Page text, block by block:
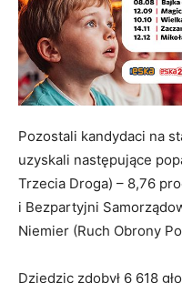
Pozostali kandydaci na
uzyskali następujące
Trzecia Droga) – 8,76
i Bezpartyjni
Niemier (Ruch Obrony
Dziedzic zdobył 6 618